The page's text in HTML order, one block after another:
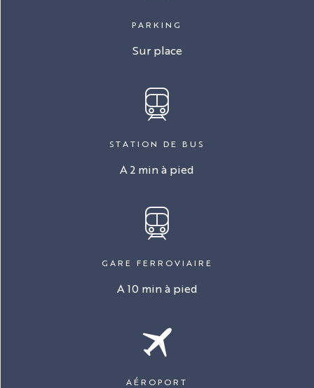
PARKING
Sur place
STATION DE BUS
A 2 min à pied
GARE FERROVIAIRE
A 10 min à pied
AÉROPORT